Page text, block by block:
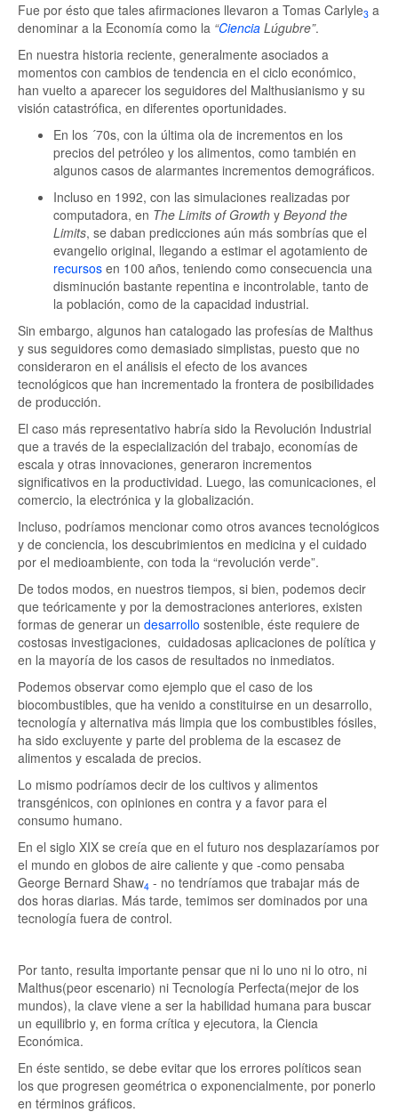
Fue por ésto que tales afirmaciones llevaron a Tomas Carlyle3 a
denominar a la Economía como la “Ciencia Lúgubre”.
En nuestra historia reciente, generalmente asociados a
momentos con cambios de tendencia en el ciclo económico,
han vuelto a aparecer los seguidores del Malthusianismo y su
visión catastrófica, en diferentes oportunidades.
En los ´70s, con la última ola de incrementos en los
precios del petróleo y los alimentos, como también en
algunos casos de alarmantes incrementos demográficos.
Incluso en 1992, con las simulaciones realizadas por
computadora, en The Limits of Growth y Beyond the
Limits, se daban predicciones aún más sombrías que el
evangelio original, llegando a estimar el agotamiento de
recursos en 100 años, teniendo como consecuencia una
disminución bastante repentina e incontrolable, tanto de
la población, como de la capacidad industrial.
Sin embargo, algunos han catalogado las profesías de Malthus
y sus seguidores como demasiado simplistas, puesto que no
consideraron en el análisis el efecto de los avances
tecnológicos que han incrementado la frontera de posibilidades
de producción.
El caso más representativo habría sido la Revolución Industrial
que a través de la especialización del trabajo, economías de
escala y otras innovaciones, generaron incrementos
significativos en la productividad. Luego, las comunicaciones, el
comercio, la electrónica y la globalización.
Incluso, podríamos mencionar como otros avances tecnológicos
y de conciencia, los descubrimientos en medicina y el cuidado
por el medioambiente, con toda la “revolución verde”.
De todos modos, en nuestros tiempos, si bien, podemos decir
que teóricamente y por la demostraciones anteriores, existen
formas de generar un desarrollo sostenible, éste requiere de
costosas investigaciones, cuidadosas aplicaciones de política y
en la mayoría de los casos de resultados no inmediatos.
Podemos observar como ejemplo que el caso de los
biocombustibles, que ha venido a constituirse en un desarrollo,
tecnología y alternativa más limpia que los combustibles fósiles,
ha sido excluyente y parte del problema de la escasez de
alimentos y escalada de precios.
Lo mismo podríamos decir de los cultivos y alimentos
transgénicos, con opiniones en contra y a favor para el
consumo humano.
En el siglo XIX se creía que en el futuro nos desplazaríamos por
el mundo en globos de aire caliente y que -como pensaba
George Bernard Shaw4 - no tendríamos que trabajar más de
dos horas diarias. Más tarde, temimos ser dominados por una
tecnología fuera de control.
Por tanto, resulta importante pensar que ni lo uno ni lo otro, ni
Malthus(peor escenario) ni Tecnología Perfecta(mejor de los
mundos), la clave viene a ser la habilidad humana para buscar
un equilibrio y, en forma crítica y ejecutora, la Ciencia
Económica.
En éste sentido, se debe evitar que los errores políticos sean
los que progresen geométrica o exponencialmente, por ponerlo
en términos gráficos.